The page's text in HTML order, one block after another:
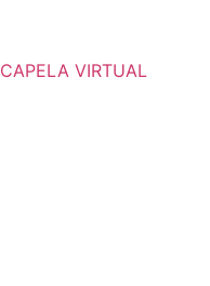
CAPELA VIRTUAL